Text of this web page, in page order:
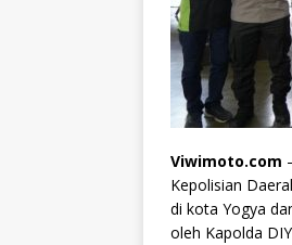
Viwimoto.com
Kepolisian
di kota Yogya
oleh Kapolda